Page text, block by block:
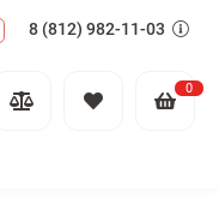
8 (812) 982-11-03
0